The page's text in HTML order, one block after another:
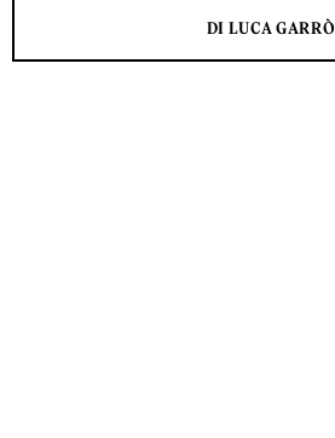
DI LUCA GARRÒ